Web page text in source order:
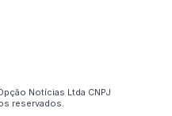
Notícias Ltda CNPJ
reservados.